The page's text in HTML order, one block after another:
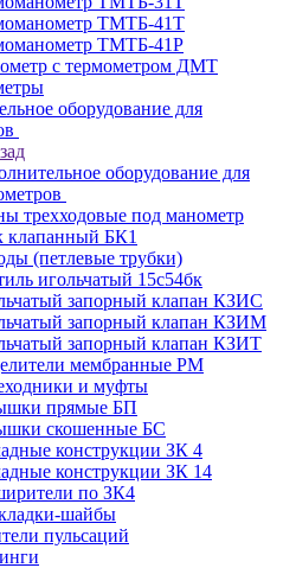
ТМТБ-41Т
ТМТБ-41Р
с термометром ДМТ
оборудование для
оборудование для
трехходовые под манометр
клапанный БК1
(петлевые трубки)
игольчатый 15с54бк
запорный клапан КЗИС
запорный клапан КЗИМ
запорный клапан КЗИТ
мембранные РМ
и муфты
прямые БП
скошенные БС
конструкции ЗК 4
конструкции ЗК 14
по ЗК4
шайбы
пульсаций